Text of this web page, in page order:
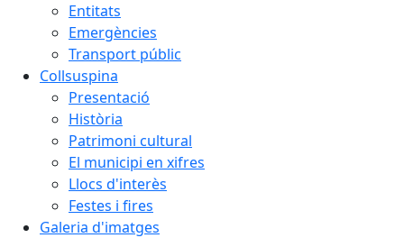
Entitats
Emergències
Transport públic
Collsuspina
Presentació
Història
Patrimoni cultural
El municipi en xifres
Llocs d'interès
Festes i fires
Galeria d'imatges